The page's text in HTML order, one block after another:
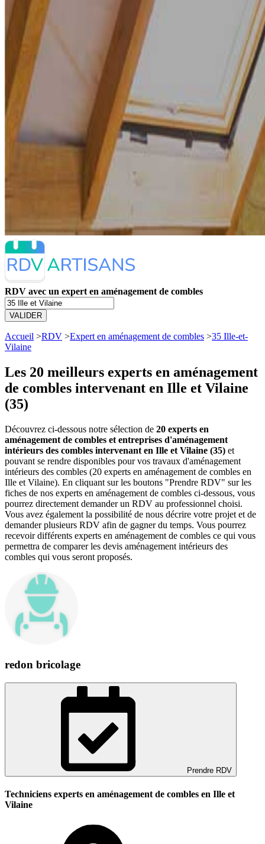
RDV avec un expert en aménagement de combles
VALIDER
Accueil >RDV >Expert en aménagement de combles >35 Ille-et-
Vilaine
Les 20 meilleurs experts en aménagement
de combles intervenant en Ille et Vilaine
(35)
Découvrez ci-dessous notre sélection de 20 experts en
aménagement de combles et entreprises d'aménagement
intérieurs des combles intervenant en Ille et Vilaine (35) et
pouvant se rendre disponibles pour vos travaux d'aménagement
intérieurs des combles (20 experts en aménagement de combles en
Ille et Vilaine). En cliquant sur les boutons "Prendre RDV" sur les
fiches de nos experts en aménagement de combles ci-dessous, vous
pourrez directement demander un RDV au professionnel choisi.
Vous avez également la possibilité de nous décrire votre projet et de
demander plusieurs RDV afin de gagner du temps. Vous pourrez
recevoir différents experts en aménagement de combles ce qui vous
permettra de comparer les devis aménagement intérieurs des
combles qui vous seront proposés.
redon bricolage
Prendre RDV
Techniciens experts en aménagement de combles en Ille et
Vilaine